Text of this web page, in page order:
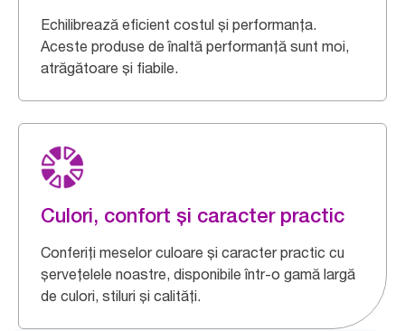
Echilibrează eficient costul și performanța.
Aceste produse de înaltă performanță sunt moi,
atrăgătoare și fiabile.
Culori, confort și caracter practic
Conferiți meselor culoare și caracter practic cu
șervețelele noastre, disponibile într-o gamă largă
de culori, stiluri și calități.